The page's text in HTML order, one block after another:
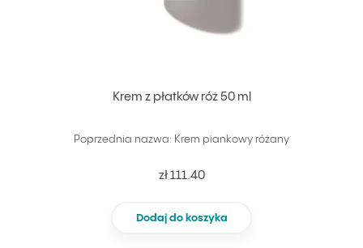
Krem z płatków róż 50 ml
Poprzednia nazwa: Krem piankowy różany
zł 111.40
Dodaj do koszyka